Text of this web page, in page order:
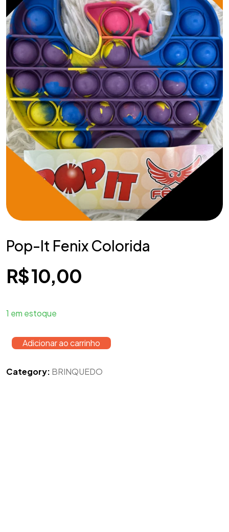
Pop-It Fenix Colorida
R$10,00
1 em estoque
Adicionar ao carrinho
Category: BRINQUEDO